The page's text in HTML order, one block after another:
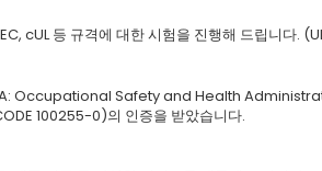
cUL 등 규격에 대한 시험을 진행해 드립니다.
Occupational Safety and Health
100255-0)의 인증을 받았습니다.